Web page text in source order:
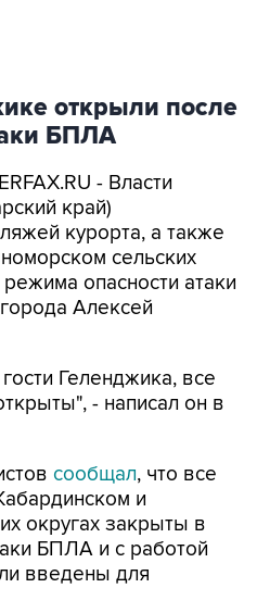
открыли после
БПЛА
- Власти
край)
курорта, а также
сельских
опасности атаки
Алексей
Геленджика, все
- написал он в
сообщал, что все
и
округах закрыты в
БПЛА и с работой
введены для